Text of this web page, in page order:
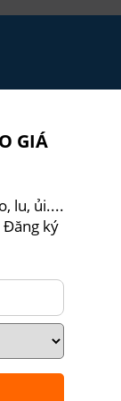
GIÁ
lu, ủi....
ký